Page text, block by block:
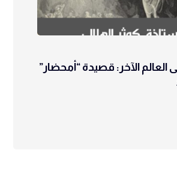
العالم الآخر: قصيدة “أمحضار”